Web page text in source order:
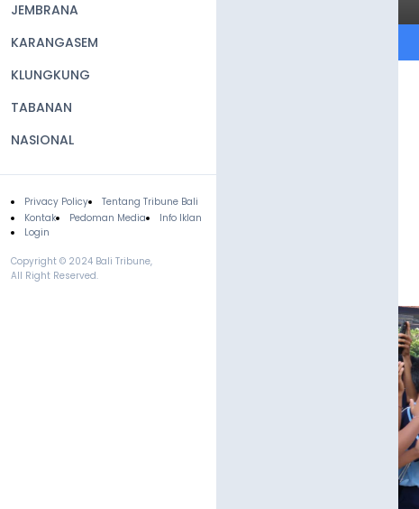
JEMBRANA
KARANGASEM
KLUNGKUNG
TABANAN
NASIONAL
Footer
Privacy Policy
Tentang Tribune Bali
Kontak
Pedoman Media
Info Iklan
Login
Copyright © 2024 Bali Tribune,
All Right Reserved.